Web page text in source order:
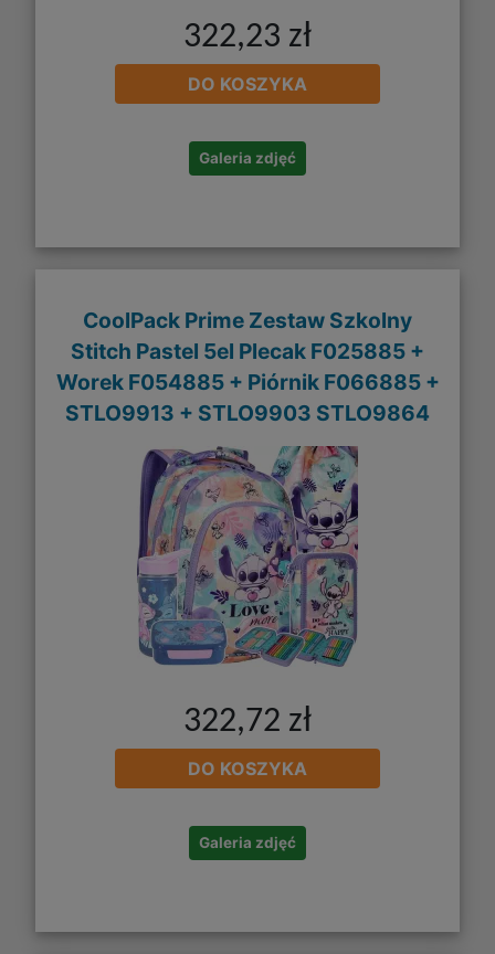
322,23 zł
DO KOSZYKA
Galeria zdjęć
CoolPack Prime Zestaw Szkolny
Stitch Pastel 5el Plecak F025885 +
Worek F054885 + Piórnik F066885 +
STLO9913 + STLO9903 STLO9864
322,72 zł
DO KOSZYKA
Galeria zdjęć